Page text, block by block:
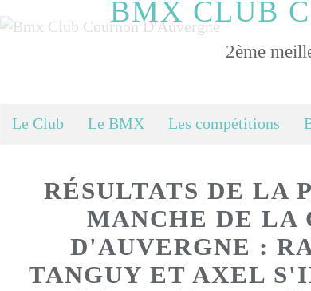
BMX CLUB
2ème
Le Club Le BMX Les compétitions
RÉSULTATS DE LA
MANCHE DE LA
D'AUVERGNE :
TANGUY ET AXEL